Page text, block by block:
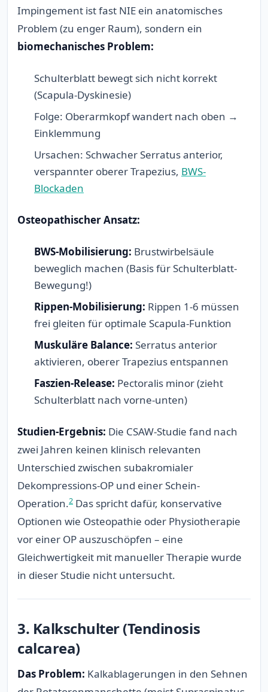
Impingement ist fast NIE ein anatomisches
Problem (zu enger Raum), sondern ein
biomechanisches Problem:
Schulterblatt bewegt sich nicht korrekt
(Scapula-Dyskinesie)
Folge: Oberarmkopf wandert nach oben →
Einklemmung
Ursachen: Schwacher Serratus anterior,
verspannter oberer Trapezius, BWS-
Blockaden
Osteopathischer Ansatz:
BWS-Mobilisierung: Brustwirbelsäule
beweglich machen (Basis für Schulterblatt-
Bewegung!)
Rippen-Mobilisierung: Rippen 1-6 müssen
frei gleiten für optimale Scapula-Funktion
Muskuläre Balance: Serratus anterior
aktivieren, oberer Trapezius entspannen
Faszien-Release: Pectoralis minor (zieht
Schulterblatt nach vorne-unten)
Studien-Ergebnis: Die CSAW-Studie fand nach
zwei Jahren keinen klinisch relevanten
Unterschied zwischen subakromialer
Dekompressions-OP und einer Schein-
Operation.2 Das spricht dafür, konservative
Optionen wie Osteopathie oder Physiotherapie
vor einer OP auszuschöpfen – eine
Gleichwertigkeit mit manueller Therapie wurde
in dieser Studie nicht untersucht.
3. Kalkschulter (Tendinosis
calcarea)
Das Problem: Kalkablagerungen in den Sehnen